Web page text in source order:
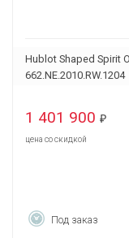
Hublot Shaped Spirit
662.NE.2010.RW.1204
1 401 900 ₽
цена со скидкой
Под заказ